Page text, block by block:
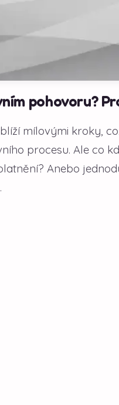
pohovoru?
mílovými kroky,
procesu. Ale co
Anebo